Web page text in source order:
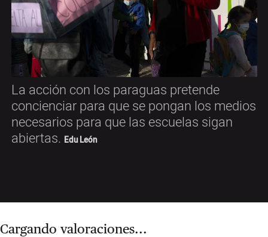
La acción con los paraguas pretende
concienciar para que se pongan los medios
necesarios para que las escuelas sigan
abiertas. Edu León
Cargando valoraciones...